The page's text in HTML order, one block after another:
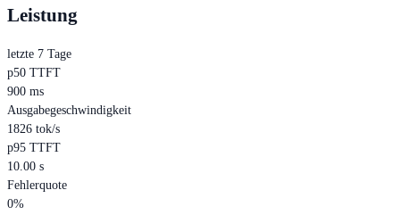
Leistung
letzte 7 Tage
p50 TTFT
900 ms
Ausgabegeschwindigkeit
1826 tok/s
p95 TTFT
10.00 s
Fehlerquote
0%